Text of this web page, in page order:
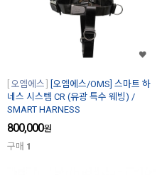
오엠에스
[오엠에스/OMS] 스마트 하
네스 시스템 CR (유광 특수 웨빙) /
SMART HARNESS
800,000원
구매 1